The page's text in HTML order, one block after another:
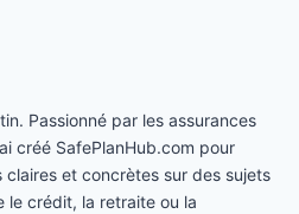
Passionné par les assurances
créé SafePlanHub.com pour
claires et concrètes sur des sujets
le crédit, la retraite ou la